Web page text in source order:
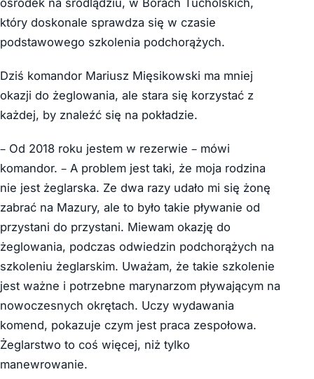
ośrodek na śródlądziu, w Borach Tucholskich,
który doskonale sprawdza się w czasie
podstawowego szkolenia podchorążych.
Dziś komandor Mariusz Mięsikowski ma mniej
okazji do żeglowania, ale stara się korzystać z
każdej, by znaleźć się na pokładzie.
– Od 2018 roku jestem w rezerwie – mówi
komandor. – A problem jest taki, że moja rodzina
nie jest żeglarska. Ze dwa razy udało mi się żonę
zabrać na Mazury, ale to było takie pływanie od
przystani do przystani. Miewam okazję do
żeglowania, podczas odwiedzin podchorążych na
szkoleniu żeglarskim. Uważam, że takie szkolenie
jest ważne i potrzebne marynarzom pływającym na
nowoczesnych okrętach. Uczy wydawania
komend, pokazuje czym jest praca zespołowa.
Żeglarstwo to coś więcej, niż tylko
manewrowanie.